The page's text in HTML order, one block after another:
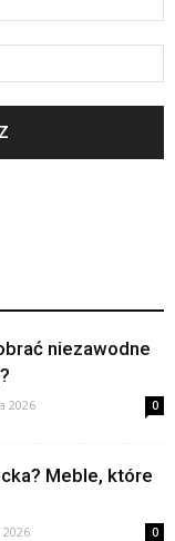
niezawodne
2026 0
Meble, które
0